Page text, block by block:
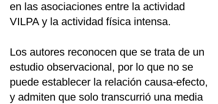
en las asociaciones entre la actividad
VILPA y la actividad física intensa.
Los autores reconocen que se trata de un
estudio observacional, por lo que no se
puede establecer la relación causa-efecto,
y admiten que solo transcurrió una media